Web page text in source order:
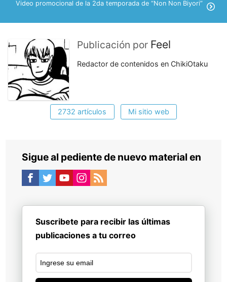
Video promocional de la 2da temporada de “Non Non Biyori”
Publicación por Feel
Redactor de contenidos en ChikiOtaku
2732 artículos Mi sitio web
Sigue al pediente de nuevo material en
Suscribete para recibir las últimas
publicaciones a tu correo